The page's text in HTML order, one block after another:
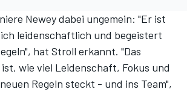
Newey dabei ungemein: "Er ist
leidenschaftlich und begeistert
hat Stroll erkannt. "Das
wie viel Leidenschaft, Fokus und
Regeln steckt - und ins Team",